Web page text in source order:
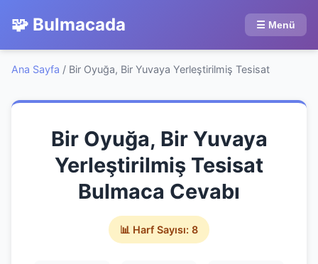
🧩 Bulmacada ☰ Menü
Ana Sayfa / Bir Oyuğa, Bir Yuvaya Yerleştirilmiş Tesisat
Bir Oyuğa, Bir Yuvaya
Yerleştirilmiş Tesisat
Bulmaca Cevabı
📊 Harf Sayısı: 8